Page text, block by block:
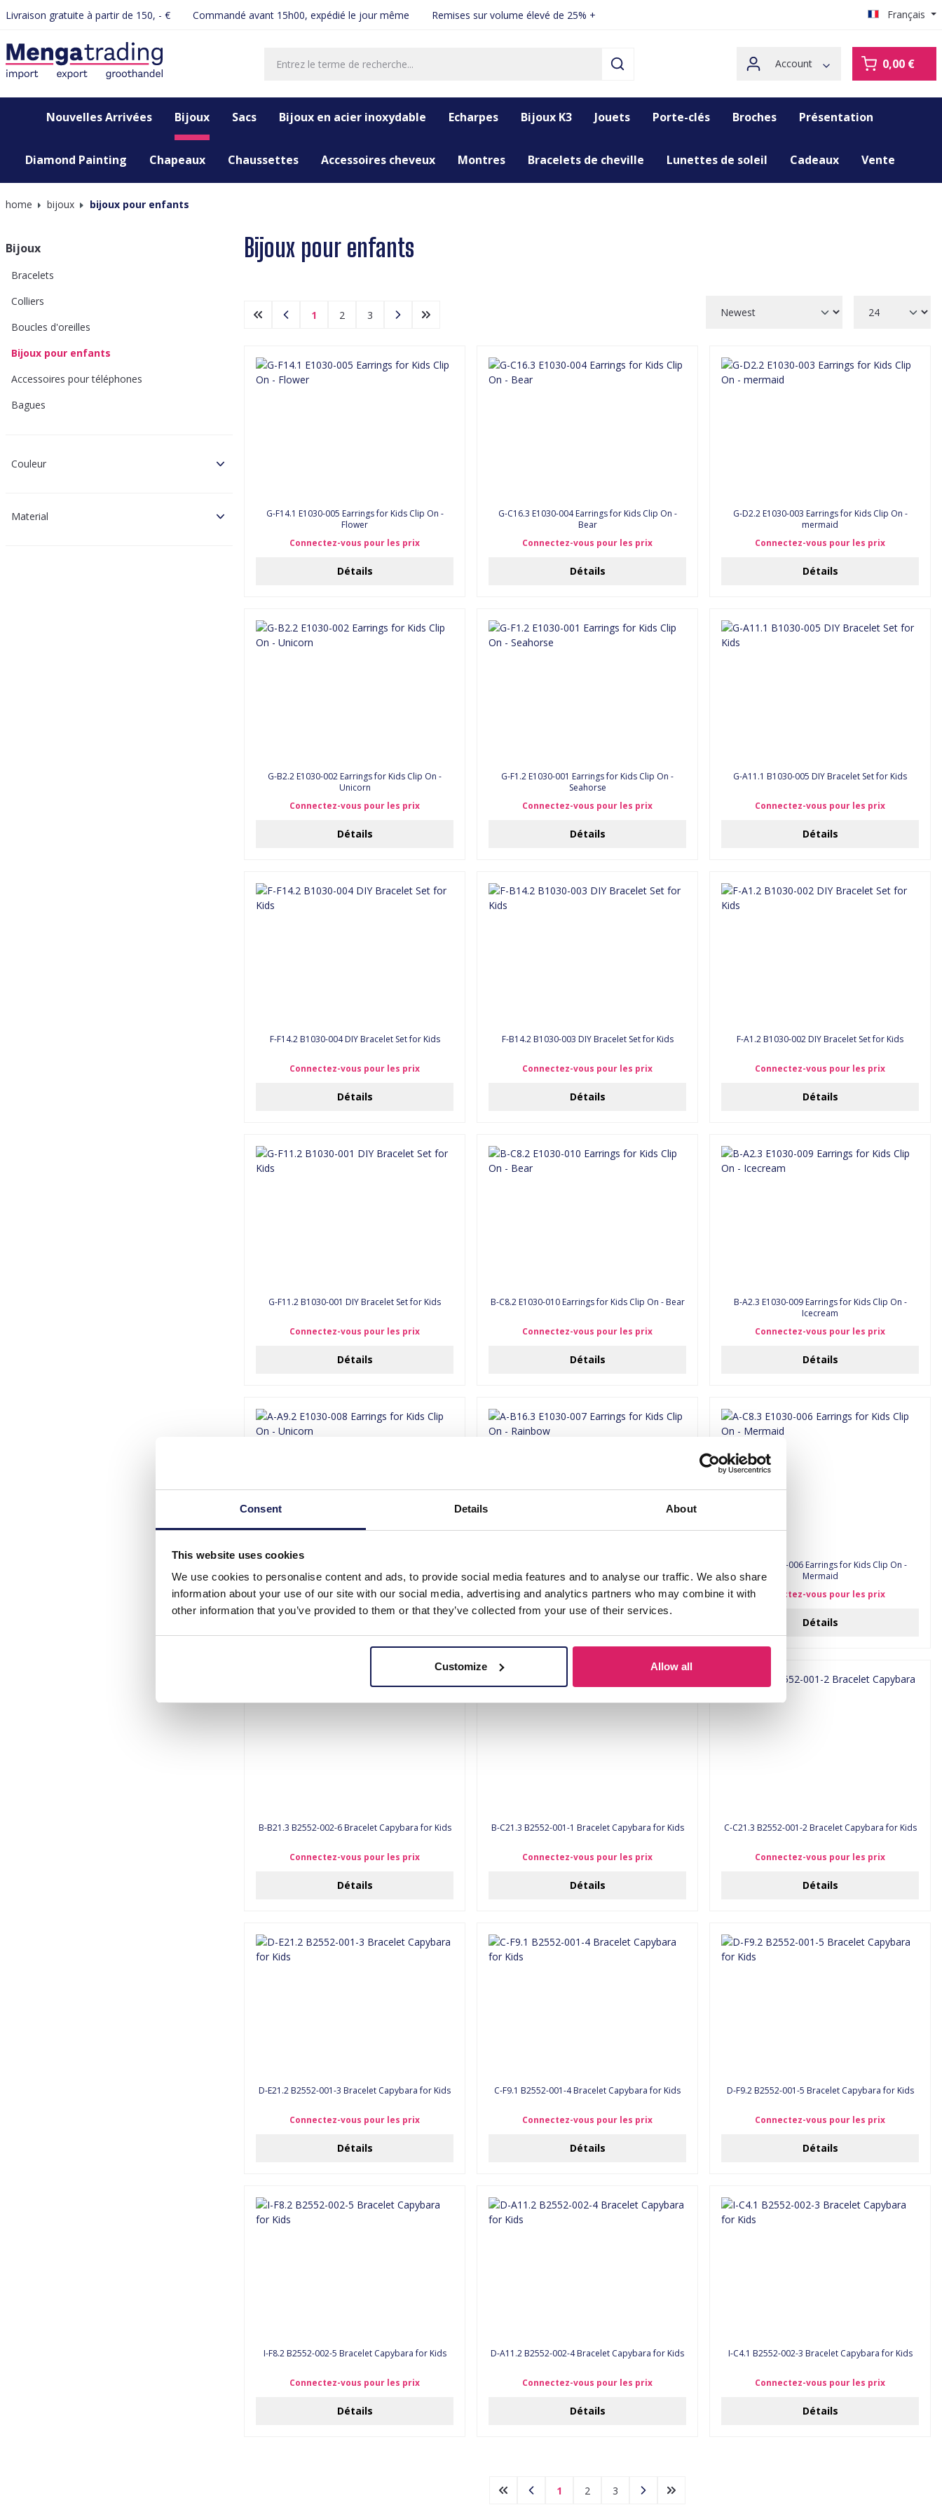
Consent Details About
This website uses cookies
We use cookies to personalise content and ads, to provide social media features and to analyse our traffic. We also share
information about your use of our site with our social media, advertising and analytics partners who may combine it with
other information that you’ve provided to them or that they’ve collected from your use of their services.
Customize Allow all
Passer à la navigation principale
Livraison gratuite à partir de 150, - € Commandé avant 15h00, expédié le jour même Remises sur volume élevé de 25% + Français
Account 0,00 €
Nouvelles Arrivées Bijoux Sacs Bijoux en acier inoxydable Echarpes Bijoux K3 Jouets Porte-clés Broches Présentation
Diamond Painting Chapeaux Chaussettes Accessoires cheveux Montres Bracelets de cheville Lunettes de soleil Cadeaux Vente
home bijoux bijoux pour enfants
Bijoux
Bracelets
Colliers
Boucles d'oreilles
Bijoux pour enfants
Accessoires pour téléphones
Bagues
Couleur
Material
Bijoux pour enfants
1 2 3
G-F14.1 E1030-005 Earrings for Kids Clip On -
Flower
Connectez-vous pour les prix
Détails
G-C16.3 E1030-004 Earrings for Kids Clip On -
Bear
Connectez-vous pour les prix
Détails
G-D2.2 E1030-003 Earrings for Kids Clip On -
mermaid
Connectez-vous pour les prix
Détails
G-B2.2 E1030-002 Earrings for Kids Clip On -
Unicorn
Connectez-vous pour les prix
Détails
G-F1.2 E1030-001 Earrings for Kids Clip On -
Seahorse
Connectez-vous pour les prix
Détails
G-A11.1 B1030-005 DIY Bracelet Set for Kids
Connectez-vous pour les prix
Détails
F-F14.2 B1030-004 DIY Bracelet Set for Kids
Connectez-vous pour les prix
Détails
F-B14.2 B1030-003 DIY Bracelet Set for Kids
Connectez-vous pour les prix
Détails
F-A1.2 B1030-002 DIY Bracelet Set for Kids
Connectez-vous pour les prix
Détails
G-F11.2 B1030-001 DIY Bracelet Set for Kids
Connectez-vous pour les prix
Détails
B-C8.2 E1030-010 Earrings for Kids Clip On - Bear
Connectez-vous pour les prix
Détails
B-A2.3 E1030-009 Earrings for Kids Clip On -
Icecream
Connectez-vous pour les prix
Détails
Unicorn
Connectez-vous pour les prix
Rainbow
Connectez-vous pour les prix
A-C8.3 E1030-006 Earrings for Kids Clip On -
Mermaid
Connectez-vous pour les prix
Détails
B-B21.3 B2552-002-6 Bracelet Capybara for Kids
Connectez-vous pour les prix
Détails
B-C21.3 B2552-001-1 Bracelet Capybara for Kids
Connectez-vous pour les prix
Détails
C-C21.3 B2552-001-2 Bracelet Capybara for Kids
Connectez-vous pour les prix
Détails
D-E21.2 B2552-001-3 Bracelet Capybara for Kids
Connectez-vous pour les prix
Détails
C-F9.1 B2552-001-4 Bracelet Capybara for Kids
Connectez-vous pour les prix
Détails
D-F9.2 B2552-001-5 Bracelet Capybara for Kids
Connectez-vous pour les prix
Détails
I-F8.2 B2552-002-5 Bracelet Capybara for Kids
Connectez-vous pour les prix
Détails
D-A11.2 B2552-002-4 Bracelet Capybara for Kids
Connectez-vous pour les prix
Détails
I-C4.1 B2552-002-3 Bracelet Capybara for Kids
Connectez-vous pour les prix
Détails
1 2 3